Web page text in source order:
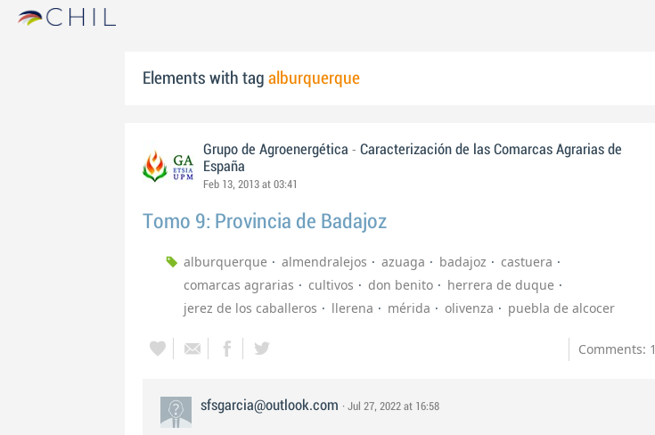
Elements with tag alburquerque
Grupo de Agroenergética - Caracterización de las Comarcas Agrarias de
España
Feb 13, 2013 at 03:41
Tomo 9: Provincia de Badajoz
alburquerque almendralejos azuaga badajoz
castuera
comarcas agrarias
cultivos don benito
herrera de duque
jerez de los caballeros
llerena mérida olivenza puebla de alcocer
Comments: 1
sfsgarcia@outlook.com · Jul 27, 2022 at 16:58